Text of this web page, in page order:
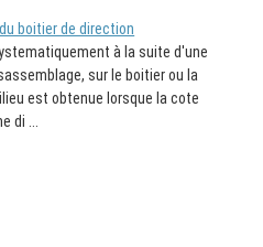
boitier de direction
à la suite d'une
sur le boitier ou la
est obtenue lorsque la cote
di ...